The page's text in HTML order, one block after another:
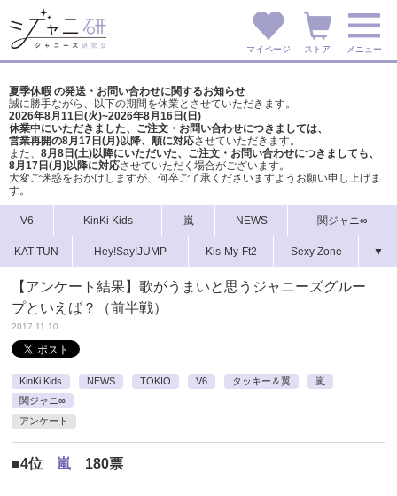
マイページ ストア メニュー
夏季休暇 の発送・お問い合わせに関するお知らせ
誠に勝手ながら、以下の期間を休業とさせていただきます。
2026年8月11日(火)~2026年8月16日(日)
休業中にいただきました、ご注文・お問い合わせにつきましては、
営業再開の8月17日(月)以降、順に対応させていただきます。
また、 8月8日(土)以降にいただいた、ご注文・ お問い合わせにつきましても、
8月17日(月)以降に対応させていただく場合がございます。
大変ご迷惑をおかけしますが、 何卒ご了承くださいますようお願い申し上げま
す。
V6 KinKi Kids 嵐 NEWS 関ジャニ∞
KAT-TUN Hey!Say!JUMP Kis-My-Ft2 Sexy Zone ▼
【アンケート結果】歌がうまいと思うジャニーズグルー
プといえば？（前半戦）
2017.11.10
KinKi Kids NEWS TOKIO V6 タッキー＆翼
嵐
関ジャニ∞
アンケート
■4位 嵐 180票